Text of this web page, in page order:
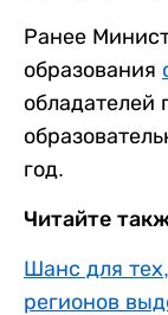
Ранее
образования
обладателей
год.
Читайте
Шанс для
регионов